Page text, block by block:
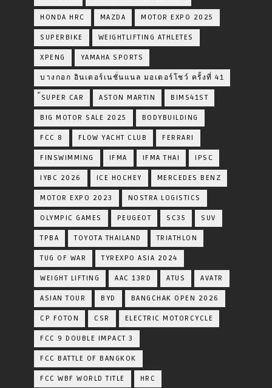
HONDA HRC MAZDA MOTOR EXPO 2025
SUPERBIKE WEIGHTLIFTING ATHLETES
XPENG YAMAHA SPORTS
บางกอก อินเตอร์เนชั่นแนล มอเตอร์โชว์ ครั้งที่ 41
้SUPER CAR ASTON MARTIN BIMS41ST
BIG MOTOR SALE 2025 BODYBUILDING
FCC 8 FLOW YACHT CLUB FERRARI
FINSWIMMING IFMA IFMA THAI IPSC
IYBC 2026 ICE HOCHEY MERCEDES BENZ
MOTOR EXPO 2023 NOSTRA LOGISTICS
OLYMPIC GAMES PEUGEOT SC35 SUV
TPBA TOYOTA​ THAILAND​ TRIATHLON
TUG OF WAR TYREXPO ASIA 2024
WEIGHT LIFTING AAC 13RD ATUS AVATR
ASIAN TOUR BYD BANGCHAK OPEN 2026
CP FOTON CSR ELECTRIC MOTORCYCLE
FCC 9 DOUBLE IMPACT 3
FCC BATTLE OF BANGKOK
FCC WBF WORLD TITLE HRC